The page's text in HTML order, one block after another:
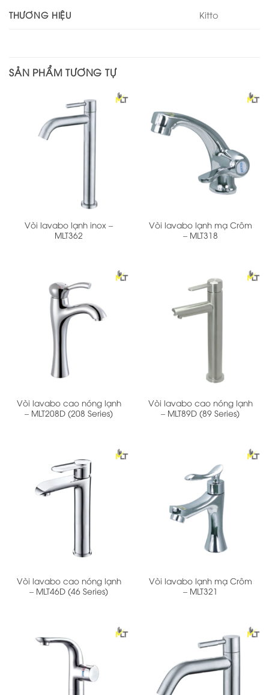
THƯƠNG HIỆU Kitto
SẢN PHẨM TƯƠNG TỰ
Vòi lavabo lạnh inox –
MLT362
Vòi lavabo lạnh mạ Crôm
– MLT318
Vòi lavabo cao nóng lạnh
– MLT208D (208 Series)
Vòi lavabo cao nóng lạnh
– MLT89D (89 Series)
Vòi lavabo cao nóng lạnh
– MLT46D (46 Series)
Vòi lavabo lạnh mạ Crôm
– MLT321